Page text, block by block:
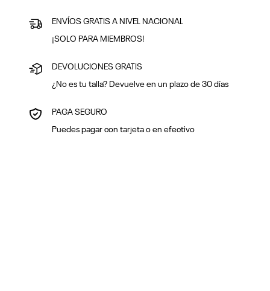
ENVÍOS GRATIS A NIVEL NACIONAL
¡SOLO PARA MIEMBROS!
DEVOLUCIONES GRATIS
¿No es tu talla? Devuelve en un plazo de 30 días
PAGA SEGURO
Puedes pagar con tarjeta o en efectivo